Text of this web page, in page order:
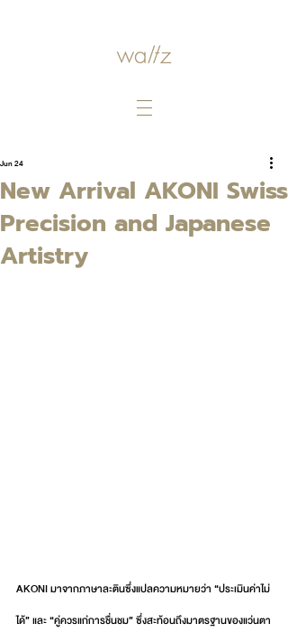
New Arrival AKONI Swiss
Precision and Japanese
Artistry
Jun 24
AKONI มาจากภาษาละตินซึ่งแปลความหมายว่า “ประเมินค่าไม่
ได้” และ “คู่ควรแก่การชื่นชม” ซึ่งสะท้อนถึงมาตรฐานของแว่นตา